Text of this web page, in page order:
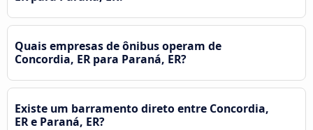
Quais empresas de ônibus operam de
Concordia, ER para Paraná, ER?
Existe um barramento direto entre Concordia,
ER e Paraná, ER?